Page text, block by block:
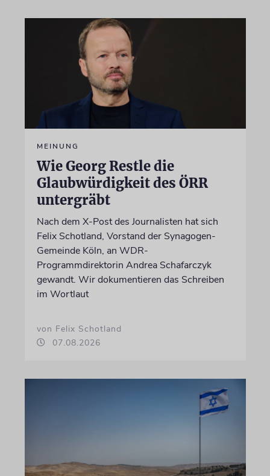
MEINUNG
Wie Georg Restle die
Glaubwürdigkeit des ÖRR
untergräbt
Nach dem X-Post des Journalisten hat sich
Felix Schotland, Vorstand der Synagogen-
Gemeinde Köln, an WDR-
Programmdirektorin Andrea Schafarczyk
gewandt. Wir dokumentieren das Schreiben
im Wortlaut
von Felix Schotland
07.08.2026